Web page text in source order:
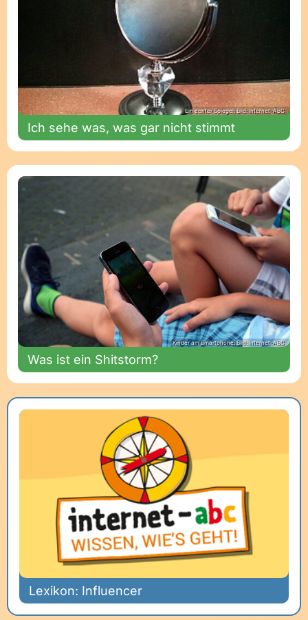
Ein echter Spiegel; Bild: Internet-ABC
Ich sehe was, was gar nicht stimmt
Kinder am Smartphone; Bild: Internet-ABC
Was ist ein Shitstorm?
Lexikon: Influencer